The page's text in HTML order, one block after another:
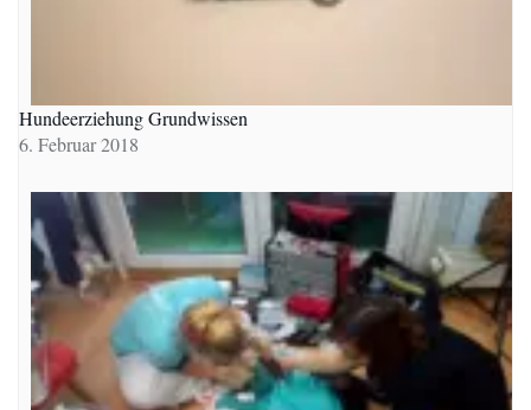
Hundeerziehung Grundwissen
6. Februar 2018